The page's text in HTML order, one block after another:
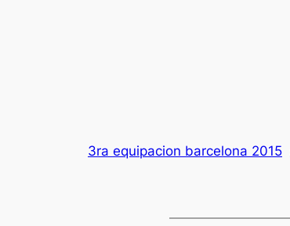
3ra equipacion barcelona 2015